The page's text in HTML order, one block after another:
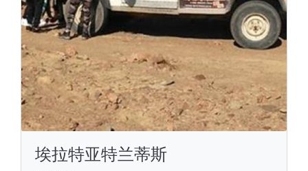
埃拉特亚特兰蒂斯